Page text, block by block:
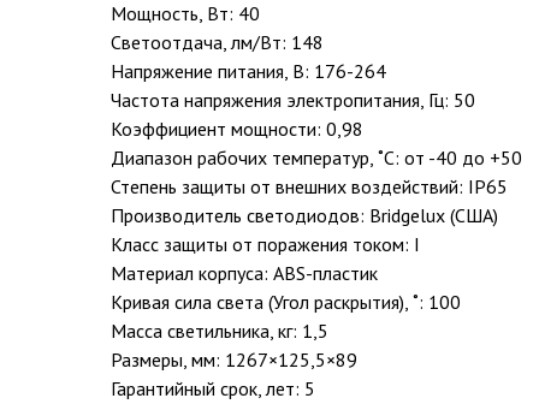
Мощность, Вт: 40
Светоотдача, лм/Вт: 148
Напряжение питания, В: 176-264
Частота напряжения электропитания, Гц: 50
Коэффициент мощности: 0,98
Диапазон рабочих температур, ˚С: от -40 до +50
Степень защиты от внешних воздействий: IP65
Производитель светодиодов: Bridgelux (США)
Класс защиты от поражения током: I
Материал корпуса: ABS-пластик
Кривая сила света (Угол раскрытия), ˚: 100
Масса светильника, кг: 1,5
Размеры, мм: 1267×125,5×89
Гарантийный срок, лет: 5